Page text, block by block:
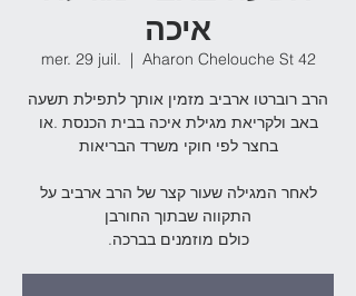
איכה
mer. 29 juil.
  |
Aharon Chelouche St 42
הרב רוברטו ארביב מזמין אותך לתפילת תשעה
באב ולקריאת מגילת איכה בבית הכנסת .או
בחצר לפי חוקי משרד הבריאות
לאחר המגילה שעור קצר של הרב ארביב על
התקווה שבתוך החורבן
.כולם מוזמנים בברכה